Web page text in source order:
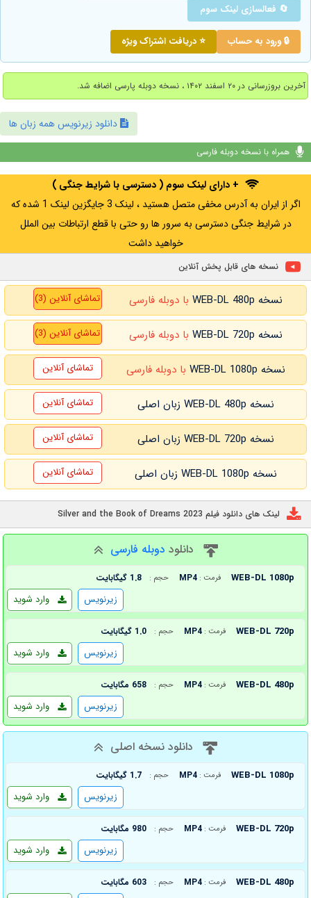
🔄 فعالسازی لینک سوم
🔒 ورود به حساب ⭐ دریافت اشتراک ویژه
آخرین بروزرسانی در ۲۰ اسفند ۱۴۰۲ ، نسخه دوبله پارسی اضافه شد.
دانلود زیرنویس همه زبان ها
همراه با نسخه دوبله فارسی
+ دارای لینک سوم ( دسترسی با شرایط جنگی )
اگر از ایران به آدرس مخفی متصل هستید ، لینک 3 جایگزین لینک 1 شده که
در شرایط جنگی دسترسی به سرور ها رو حتی با قطع ارتباطات بین الملل
خواهید داشت
نسخه های قابل پخش آنلاین
نسخه WEB-DL 480p با دوبله فارسی تماشای آنلاین (3)
نسخه WEB-DL 720p با دوبله فارسی تماشای آنلاین (3)
نسخه WEB-DL 1080p با دوبله فارسی تماشای آنلاین
نسخه WEB-DL 480p زبان اصلی تماشای آنلاین
نسخه WEB-DL 720p زبان اصلی تماشای آنلاین
نسخه WEB-DL 1080p زبان اصلی تماشای آنلاین
لینک های دانلود فیلم Silver and the Book of Dreams 2023
دانلود دوبله فارسی
WEB-DL 1080p فرمت : MP4 حجم : 1.8 گیگابایت
وارد شوید زیرنویس
WEB-DL 720p فرمت : MP4 حجم : 1.0 گیگابایت
وارد شوید زیرنویس
WEB-DL 480p فرمت : MP4 حجم : 658 مگابایت
وارد شوید زیرنویس
دانلود نسخه اصلی
WEB-DL 1080p فرمت : MP4 حجم : 1.7 گیگابایت
وارد شوید زیرنویس
WEB-DL 720p فرمت : MP4 حجم : 980 مگابایت
وارد شوید زیرنویس
WEB-DL 480p فرمت : MP4 حجم : 603 مگابایت